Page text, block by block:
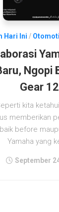
Hari Ini /
Ngopi
Gear
kita
memberikan
before
Yamaha yang
September